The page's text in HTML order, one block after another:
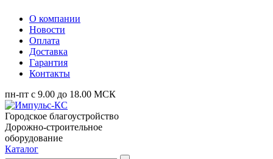
О компании
Новости
Оплата
Доставка
Гарантия
Контакты
пн-пт с 9.00 до 18.00 МСК
Городское благоустройство
Дорожно-строительное
оборудование
Каталог